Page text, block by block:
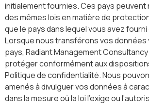
initialement fournies. Ces pays
des mêmes lois en matière de
que le pays dans lequel vous avez
Lorsque nous transférons vos données
pays, Radiant Management Consultancy
protéger conformément aux
Politique de confidentialité. Nous
amenés à divulguer vos données à
dans la mesure où la loi l’exige ou